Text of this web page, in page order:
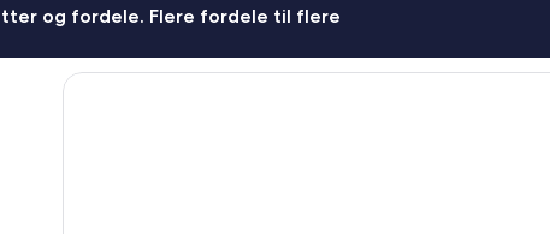
og fordele. Flere fordele til flere